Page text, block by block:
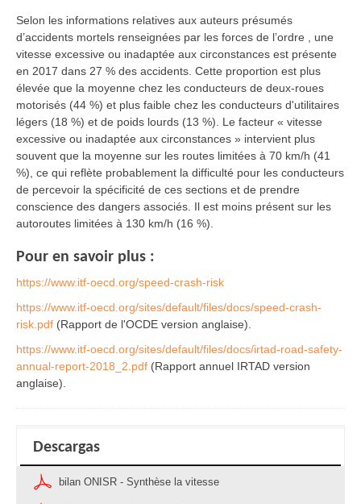
Selon les informations relatives aux auteurs présumés
d’accidents mortels renseignées par les forces de l’ordre , une
vitesse excessive ou inadaptée aux circonstances est présente
en 2017 dans 27 % des accidents. Cette proportion est plus
élevée que la moyenne chez les conducteurs de deux-roues
motorisés (44 %) et plus faible chez les conducteurs d'utilitaires
légers (18 %) et de poids lourds (13 %). Le facteur « vitesse
excessive ou inadaptée aux circonstances » intervient plus
souvent que la moyenne sur les routes limitées à 70 km/h (41
%), ce qui reflète probablement la difficulté pour les conducteurs
de percevoir la spécificité de ces sections et de prendre
conscience des dangers associés. Il est moins présent sur les
autoroutes limitées à 130 km/h (16 %).
Pour en savoir plus :
https://www.itf-oecd.org/speed-crash-risk
https://www.itf-oecd.org/sites/default/files/docs/speed-crash-
risk.pdf (Rapport de l'OCDE version anglaise).
https://www.itf-oecd.org/sites/default/files/docs/irtad-road-safety-
annual-report-2018_2.pdf (Rapport annuel IRTAD version
anglaise).
Descargas
bilan ONISR - Synthèse la vitesse